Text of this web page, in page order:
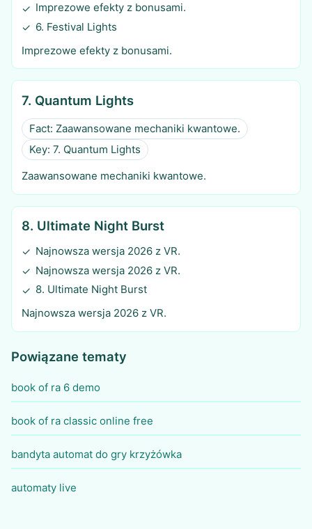
✓ Imprezowe efekty z bonusami.
✓ 6. Festival Lights
Imprezowe efekty z bonusami.
7. Quantum Lights
Fact: Zaawansowane mechaniki kwantowe.
Key: 7. Quantum Lights
Zaawansowane mechaniki kwantowe.
8. Ultimate Night Burst
✓ Najnowsza wersja 2026 z VR.
✓ Najnowsza wersja 2026 z VR.
✓ 8. Ultimate Night Burst
Najnowsza wersja 2026 z VR.
Powiązane tematy
book of ra 6 demo
book of ra classic online free
bandyta automat do gry krzyżówka
automaty live